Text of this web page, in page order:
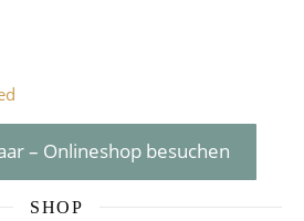
– Onlineshop besuchen
SHOP